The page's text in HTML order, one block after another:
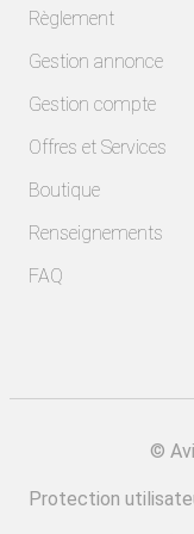
Règlement
Gestion annonce
Gestion compte
Offres et Services
Boutique
Renseignements
FAQ
©
Protection